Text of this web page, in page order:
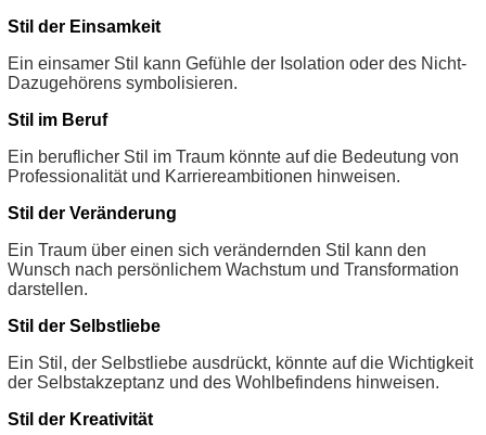
Stil der Einsamkeit
Ein einsamer Stil kann Gefühle der Isolation oder des Nicht-
Dazugehörens symbolisieren.
Stil im Beruf
Ein beruflicher Stil im Traum könnte auf die Bedeutung von
Professionalität und Karriereambitionen hinweisen.
Stil der Veränderung
Ein Traum über einen sich verändernden Stil kann den
Wunsch nach persönlichem Wachstum und Transformation
darstellen.
Stil der Selbstliebe
Ein Stil, der Selbstliebe ausdrückt, könnte auf die Wichtigkeit
der Selbstakzeptanz und des Wohlbefindens hinweisen.
Stil der Kreativität